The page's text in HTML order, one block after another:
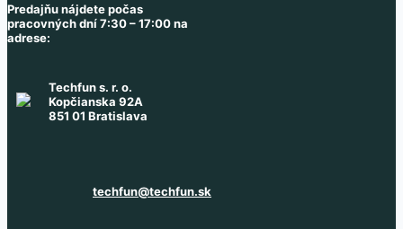
Predajňu nájdete počas
pracovných dní 7:30 – 17:00 na
adrese:
Techfun s. r. o.
Kopčianska 92A
851 01 Bratislava
techfun@techfun.sk